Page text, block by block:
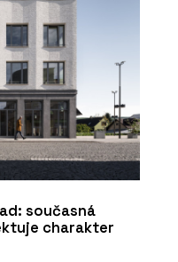
současná
charakter